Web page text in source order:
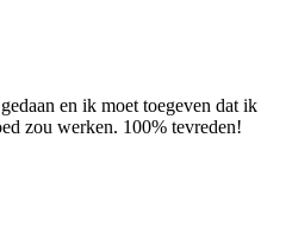
en ik moet toegeven dat ik
zou werken. 100% tevreden!